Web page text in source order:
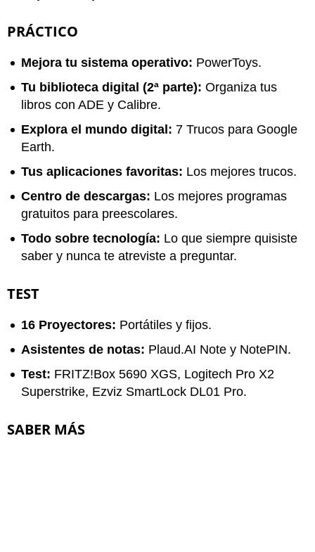
PRÁCTICO
Mejora tu sistema operativo: PowerToys.
Tu biblioteca digital (2ª parte): Organiza tus
libros con ADE y Calibre.
Explora el mundo digital: 7 Trucos para Google
Earth.
Tus aplicaciones favoritas: Los mejores trucos.
Centro de descargas: Los mejores programas
gratuitos para preescolares.
Todo sobre tecnología: Lo que siempre quisiste
saber y nunca te atreviste a preguntar.
TEST
16 Proyectores: Portátiles y fijos.
Asistentes de notas: Plaud.AI Note y NotePIN.
Test: FRITZ!Box 5690 XGS, Logitech Pro X2
Superstrike, Ezviz SmartLock DL01 Pro.
SABER MÁS